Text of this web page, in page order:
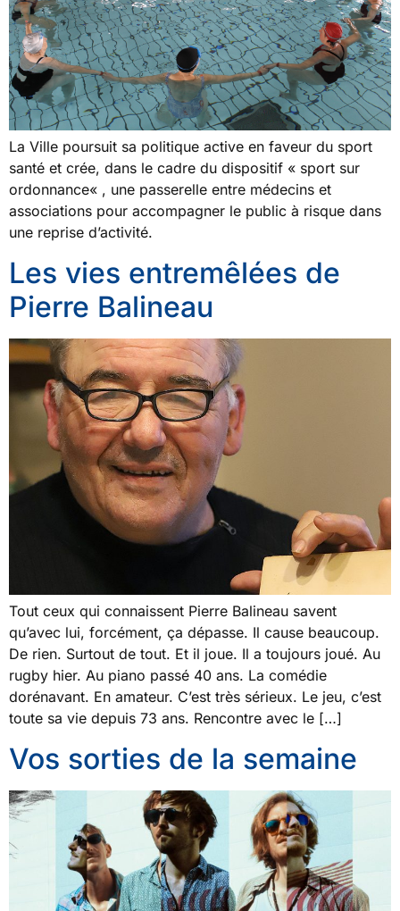
La Ville poursuit sa politique active en faveur du sport
santé et crée, dans le cadre du dispositif « sport sur
ordonnance« , une passerelle entre médecins et
associations pour accompagner le public à risque dans
une reprise d’activité.
Les vies entremêlées de
Pierre Balineau
Tout ceux qui connaissent Pierre Balineau savent
qu’avec lui, forcément, ça dépasse. Il cause beaucoup.
De rien. Surtout de tout. Et il joue. Il a toujours joué. Au
rugby hier. Au piano passé 40 ans. La comédie
dorénavant. En amateur. C’est très sérieux. Le jeu, c’est
toute sa vie depuis 73 ans. Rencontre avec le […]
Vos sorties de la semaine